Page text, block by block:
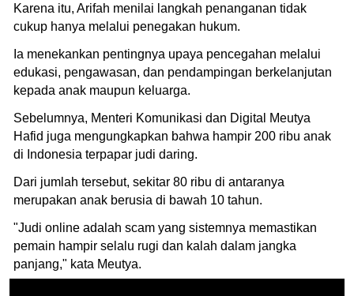
Karena itu, Arifah menilai langkah penanganan tidak
cukup hanya melalui penegakan hukum.
Ia menekankan pentingnya upaya pencegahan melalui
edukasi, pengawasan, dan pendampingan berkelanjutan
kepada anak maupun keluarga.
Sebelumnya, Menteri Komunikasi dan Digital Meutya
Hafid juga mengungkapkan bahwa hampir 200 ribu anak
di Indonesia terpapar judi daring.
Dari jumlah tersebut, sekitar 80 ribu di antaranya
merupakan anak berusia di bawah 10 tahun.
"Judi online adalah scam yang sistemnya memastikan
pemain hampir selalu rugi dan kalah dalam jangka
panjang," kata Meutya.